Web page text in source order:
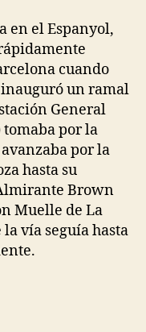
en el Espanyol,
cuando
inauguró un ramal
General
por la
por la
hasta su
Brown
Muelle de La
la vía seguía hasta